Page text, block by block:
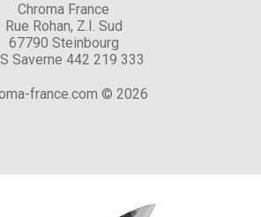
Chroma France
Rue Rohan, Z.I. Sud
67790 Steinbourg
Saverne 442 219 333
france.com © 2026